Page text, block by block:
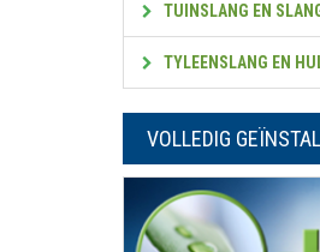
TUINSLANG EN
TYLEENSLANG EN
VOLLEDIG